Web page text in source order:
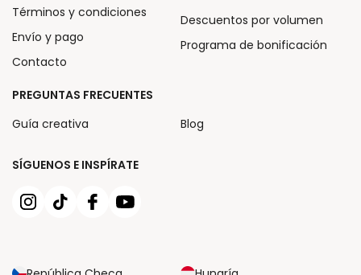
SÍGUENOS E INSPÍRATE
Términos y condiciones
Envío y pago
Contacto
Descuentos por volumen
Programa de bonificación
PREGUNTAS FRECUENTES
Guía creativa
Blog